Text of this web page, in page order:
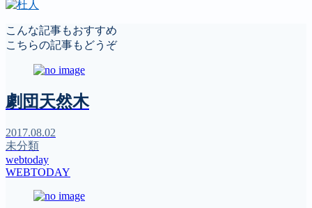
こんな記事もおすすめ
こちらの記事もどうぞ
劇団天然木
2017.08.02
未分類
webtoday
WEBTODAY